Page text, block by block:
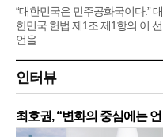
“대한민국은 민주공화국이다.” 대
한민국 헌법 제1조 제1항의 이 선
언을
인터뷰
최호권, “변화의 중심에는 언
제